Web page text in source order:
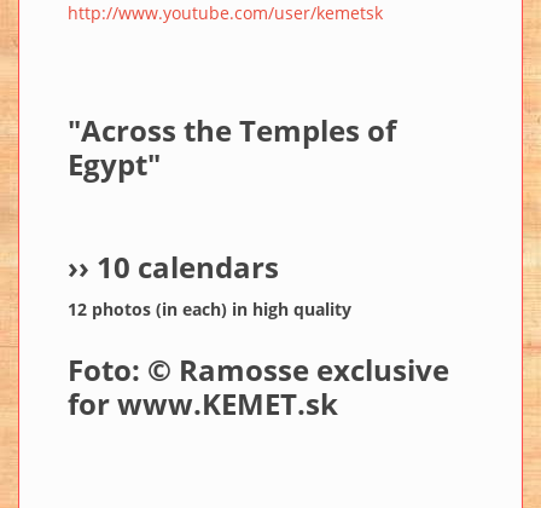
http://www.youtube.com/user/kemetsk
"Across the Temples of
Egypt"
›› 10 calendars
12 photos (in each) in high quality
Foto: © Ramosse exclusive
forwww.KEMET.sk